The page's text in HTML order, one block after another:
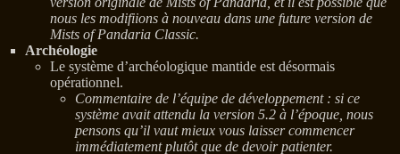
nous les modifiions à nouveau dans une future version de
Mists of Pandaria Classic.
Archéologie
Le système d’archéologique mantide est désormais
opérationnel.
Commentaire de l’équipe de développement : si ce
système avait attendu la version 5.2 à l’époque, nous
pensons qu’il vaut mieux vous laisser commencer
immédiatement plutôt que de devoir patienter.